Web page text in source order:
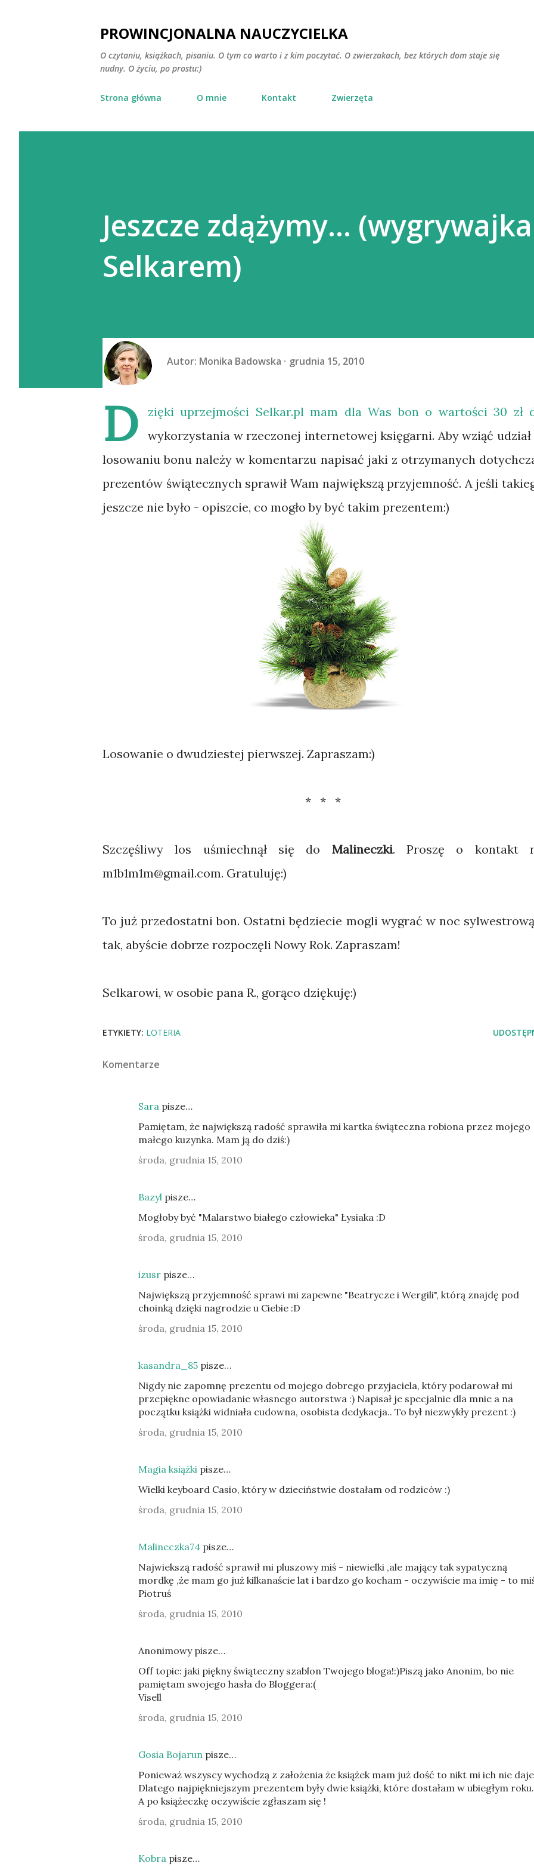
PROWINCJONALNA NAUCZYCIELKA
O czytaniu, książkach, pisaniu. O tym co warto i z kim poczytać. O zwierzakach, bez których dom staje się
nudny. O życiu, po prostu:)
Strona główna O mnie Kontakt Zwierzęta
Jeszcze zdążymy...
Selkarem)
Autor: Monika Badowska grudnia 15, 2010
D zięki uprzejmości Selkar.plmam dla Was bon o wartości 30 zł
wykorzystania w rzeczonej internetowej księgarni. Aby wziąć udział
losowaniu bonu należy w komentarzu napisać jaki z otrzymanych
prezentów świątecznych sprawił Wam największą przyjemność. A jeśli
jeszcze nie było - opiszcie, co mogło by być takim prezentem:)
Losowanie o dwudziestej pierwszej. Zapraszam:)
* * *
Szczęśliwy los uśmiechnął się do Malineczki. Proszę o kontakt
m1b1m1m@gmail.com. Gratuluję:)
To już przedostatni bon. Ostatni będziecie mogli wygrać w noc
tak, abyście dobrze rozpoczęli Nowy Rok. Zapraszam!
Selkarowi, w osobie pana R., gorąco dziękuję:)
ETYKIETY: LOTERIA
Komentarze
Sara pisze…
Pamiętam, że największą radość sprawiła mi kartka świąteczna robiona przez mojego
małego kuzynka. Mam ją do dziś:)
środa, grudnia 15, 2010
Bazyl pisze…
Mogłoby być "Malarstwo białego człowieka" Łysiaka :D
środa, grudnia 15, 2010
izusr pisze…
Największą przyjemność sprawi mi zapewne "Beatrycze i Wergili", którą znajdę pod
choinką dzięki nagrodzie u Ciebie :D
środa, grudnia 15, 2010
kasandra_85 pisze…
Nigdy nie zapomnę prezentu od mojego dobrego przyjaciela, który podarował mi
przepiękne opowiadanie własnego autorstwa :) Napisał je specjalnie dla mnie a na
początku książki widniała cudowna, osobista dedykacja.. To był niezwykły prezent :)
środa, grudnia 15, 2010
Magia książki pisze…
Wielki keyboard Casio, który w dzieciństwie dostałam od rodziców :)
środa, grudnia 15, 2010
Malineczka74 pisze…
Najwiekszą radość sprawił mi pluszowy miś - niewielki ,ale mający tak sypatyczną
mordkę ,że mam go już kilkanaście lat i bardzo go kocham - oczywiście ma imię - to
Piotruś
środa, grudnia 15, 2010
Anonimowy pisze…
Off topic: jaki piękny świąteczny szablon Twojego bloga!:)Piszą jako Anonim, bo nie
pamiętam swojego hasła do Bloggera:(
Visell
środa, grudnia 15, 2010
Gosia Bojarun pisze…
Ponieważ wszyscy wychodzą z założenia że książek mam już dość to nikt mi ich nie
Dlatego najpiękniejszym prezentem były dwie książki, które dostałam w ubiegłym roku.
A po książeczkę oczywiście zgłaszam się !
środa, grudnia 15, 2010
Kobra pisze…